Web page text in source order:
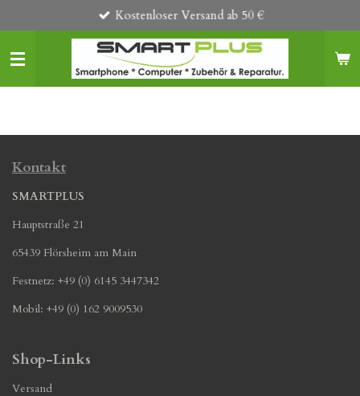
Hauptinhalt
springen
Kostenloser Versand ab 50 €
Kontakt
SMARTPLUS
Hauptstraße 21
65439 Flörsheim am Main
Festnetz: +49 (0) 6145 3447342
Mobil: +49 (0) 162 9009530
Shop-Links
Versand